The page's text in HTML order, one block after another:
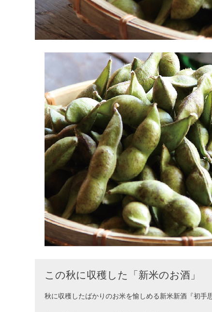
この秋に収穫した「新米のお酒」
秋に収穫したばかりのお米を愉しめる新米新酒『初手